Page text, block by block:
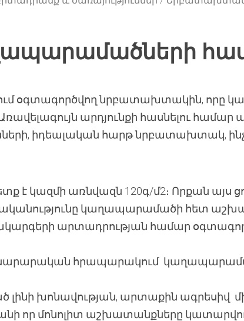
օգտագործվող նրբատախտակին, որը
արդյունքի հասնելու համար
իդեալական հարթ նրբատախտակ,
է կազմի առնվազն 120գ/մ2։ Որքան այս
կաղապարամածի հետ
արտադրության համար
հրապարակում
խոնավության, արտաքին ագրեսիվ
որ մոնոլիտ աշխատանքները